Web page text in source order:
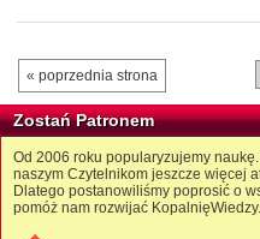
« poprzednia strona
Zostań Patronem
Od 2006 roku popularyzujemy
naszym Czytelnikom jeszcze więcej
Dlatego postanowiliśmy poprosić o
pomóż nam rozwijać KopalnięWiedzy.